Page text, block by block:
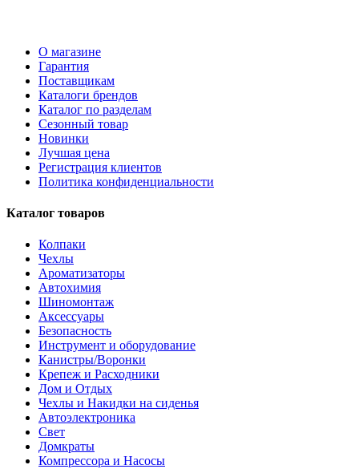
О магазине
Гарантия
Поставщикам
Каталоги брендов
Каталог по разделам
Сезонный товар
Новинки
Лучшая цена
Регистрация клиентов
Политика конфиденциальности
Каталог товаров
Колпаки
Чехлы
Ароматизаторы
Автохимия
Шиномонтаж
Аксессуары
Безопасность
Инструмент и оборудование
Канистры/Воронки
Крепеж и Расходники
Дом и Отдых
Чехлы и Накидки на сиденья
Автоэлектроника
Свет
Домкраты
Компрессора и Насосы